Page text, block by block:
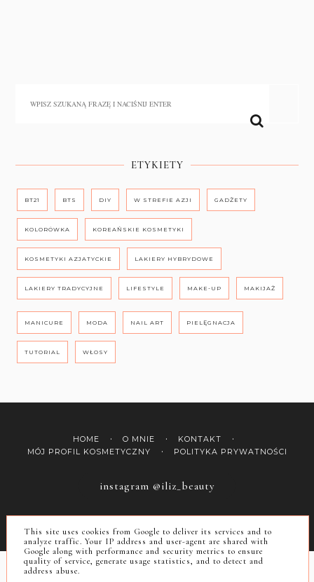
ETYKIETY
BT21 BTS DIY W STREFIE AZJI GADŻETY
KOLORÓWKA KOREAŃSKIE KOSMETYKI
KOSMETYKI AZJATYCKIE LAKIERY HYBRYDOWE
LAKIERY TRADYCYJNE LIFESTYLE MAKE-UP MAKIJAŻ
MANICURE MODA NAIL ART PIELĘGNACJA
TUTORIAL WŁOSY
HOME O MNIE
KONTAKT
MÓJ PROFIL KOSMETYCZNY
POLITYKA PRYWATNOŚCI
instagram @iliz_beauty
COPYRIGHT ©ILIZ
BLOG DESIGN: KAROGRAFIA.PL
This site uses cookies from Google to deliver its services and to
analyze traffic. Your IP address and user-agent are shared with
Google along with performance and security metrics to ensure
quality of service, generate usage statistics, and to detect and
address abuse.